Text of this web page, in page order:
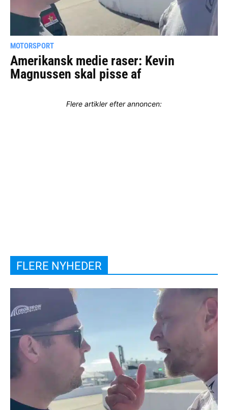
MOTORSPORT
Amerikansk medie raser: Kevin
Magnussen skal pisse af
Flere artikler efter annoncen:
FLERE NYHEDER